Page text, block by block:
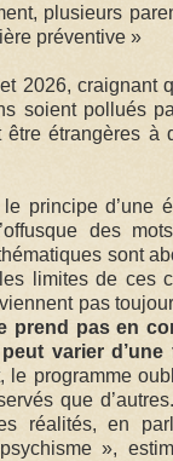
plusieurs
préventive »
2026, craignant
soient pollués
être étrangères à
principe d’une
des
sont
limites de ces
pas
prend pas en
varier d’une
le programme
que
réalités, en
»,